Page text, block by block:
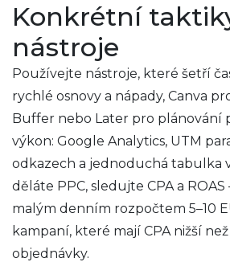
Konkrétní
nástroje
Používejte nástroje, které šetří
rychlé osnovy a nápady, Canva
Buffer nebo Later pro plánování
výkon: Google Analytics, UTM
odkazech a jednoduchá tabulka
děláte PPC, sledujte CPA a
malým denním rozpočtem 5–10
kampaní, které mají CPA nižší
objednávky.